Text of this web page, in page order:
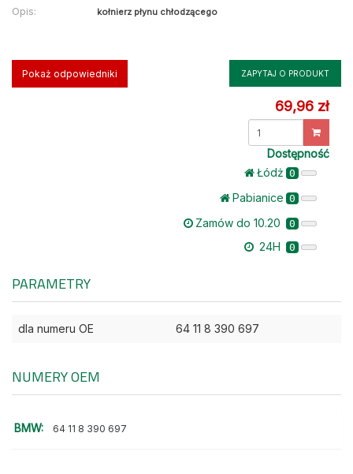
Opis:
kołnierz płynu chłodzącego
Pokaż odpowiedniki ZAPYTAJ O PRODUKT
69,96 zł
Dostępność
Łódż 0
Pabianice 0
Zamów do 10.20 0
24H 0
PARAMETRY
dla numeru OE 64 11 8 390 697
NUMERY OEM
BMW: 64 11 8 390 697